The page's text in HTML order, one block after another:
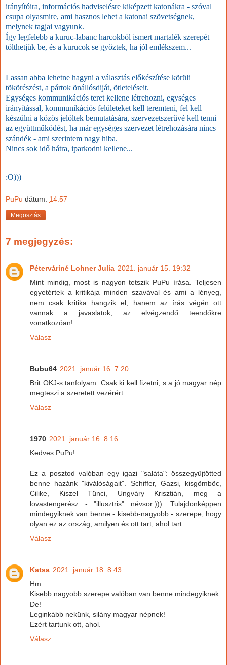
irányítóira, információs hadviselésre kiképzett katonákra - szóval
csupa olyasmire, ami hasznos lehet a katonai szövetségnek,
melynek tagjai vagyunk.
Így legfelebb a kuruc-labanc harcokból ismert martalék szerepét
tölthetjük be, és a kurucok se győztek, ha jól emlékszem...
Lassan abba lehetne hagyni a választás előkészítése körüli
tökörészést, a pártok önállósdiját, ötleteléseit.
Egységes kommunikációs teret kellene létrehozni, egységes
irányítással, kommunikációs felületeket kell teremteni, fel kell
készülni a közös jelöltek bemutatására, szervezetszerűvé kell tenni
az együttműködést, ha már egységes szervezet létrehozására nincs
szándék - ami szerintem nagy hiba.
Nincs sok idő hátra, iparkodni kellene...
:O)))
PuPu dátum: 14:57
Megosztás
7 megjegyzés:
Péterváriné Lohner Julia 2021. január 15. 19:32
Mint mindig, most is nagyon tetszik PuPu írása. Teljesen
egyetértek a kritikája minden szavával és ami a lényeg,
nem csak kritika hangzik el, hanem az írás végén ott
vannak a javaslatok, az elvégzendő teendőkre
vonatkozóan!
Válasz
Bubu64 2021. január 16. 7:20
Brit OKJ-s tanfolyam. Csak ki kell fizetni, s a jó magyar nép
megteszi a szeretett vezérért.
Válasz
1970 2021. január 16. 8:16
Kedves PuPu!
Ez a posztod valóban egy igazi "saláta": összegyűjtötted
benne hazánk "kiválóságait". Schiffer, Gazsi, kisgömböc,
Cilike, Kiszel Tünci, Ungváry Krisztián, meg a
lovastengerész - "illusztris" névsor:))). Tulajdonképpen
mindegyiknek van benne - kisebb-nagyobb - szerepe, hogy
olyan ez az ország, amilyen és ott tart, ahol tart.
Válasz
Katsa 2021. január 18. 8:43
Hm.
Kisebb nagyobb szerepe valóban van benne mindegyiknek.
De!
Leginkább nekünk, silány magyar népnek!
Ezért tartunk ott, ahol.
Válasz